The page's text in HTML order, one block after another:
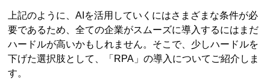
上記のように、AIを活用していくにはさまざまな条件が必
要であるため、全ての企業がスムーズに導入するにはまだ
ハードルが高いかもしれません。そこで、少しハードルを
下げた選択肢として、「RPA」の導入についてご紹介しま
す。